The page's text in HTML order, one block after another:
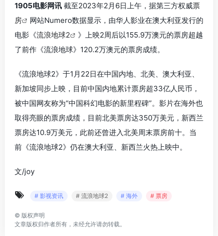
1905电影网讯 截至2023年2月6日上午，据第三方权威票
房
网站Numero数据显示，由华人影业在澳大利亚发行的
电影《流浪地球2
》上映2周后以155.9万澳元的票房超越
了前作《流浪地球》120.2万澳元的票房成绩。
《流浪地球2》于1月22日在中国内地、北美、澳大利亚、
新加坡同步上映，目前中国内地累计票房超33亿人民币，
被中国网友称为“中国科幻电影的新里程碑”。影片在海外也
取得亮眼的票房成绩，目前北美票房达350万美元，新西兰
票房达10.9万美元，此前还曾进入北美周末票房前十。当
前《流浪地球2》仍在澳大利亚、新西兰火热上映中。
文/joy
# 影视资讯 # 流浪地球2 # 海外 # 票房
© 版权声明
文章版权归作者所有，未经允许请勿转载。